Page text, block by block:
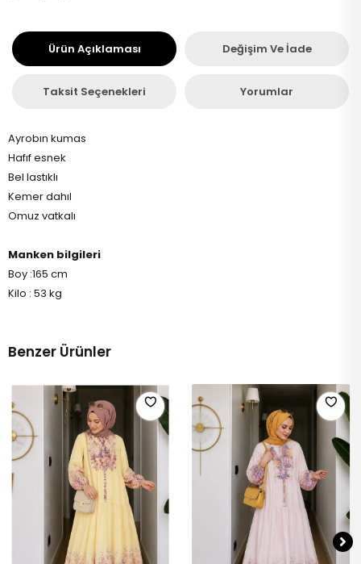
Ürün Açıklaması Değişim Ve İade
Taksit Seçenekleri Yorumlar
Ayrobın kumas
Hafıf esnek
Bel lastıklı
Kemer dahıl
Omuz vatkalı
Manken bilgileri
Boy :165 cm
Kilo : 53 kg
Benzer Ürünler